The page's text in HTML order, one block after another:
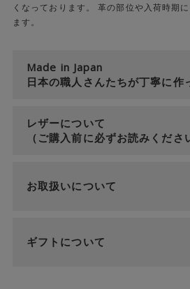
くなっております。 革の部位や入荷時期
ます。
Made in Japan
日本の職人さんたちが丁寧に作
レザーについて
（ご購入前に必ずお読みくださ
お取扱いについて
ギフトについて